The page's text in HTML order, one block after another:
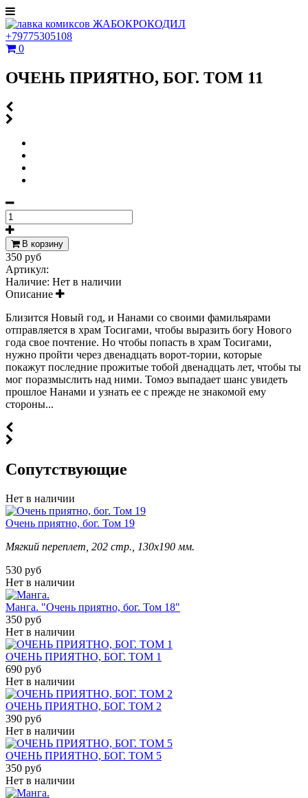
+79775305108
0
ОЧЕНЬ ПРИЯТНО, БОГ. ТОМ 11
В корзину
350 руб
Артикул:
Наличие: Нет в наличии
Описание
Близится Новый год, и Нанами со своими фамильярами
отправляется в храм Тосигами, чтобы выразить богу Нового
года свое почтение. Но чтобы попасть в храм Тосигами,
нужно пройти через двенадцать ворот-тории, которые
покажут последние прожитые тобой двенадцать лет, чтобы ты
мог поразмыслить над ними. Томоэ выпадает шанс увидеть
прошлое Нанами и узнать ее с прежде не знакомой ему
стороны...
Cопутствующие
Нет в наличии
Очень приятно, бог. Том 19
Мягкий переплет, 202 стр., 130х190 мм.
530 руб
Нет в наличии
Манга. "Очень приятно, бог. Том 18"
350 руб
Нет в наличии
ОЧЕНЬ ПРИЯТНО, БОГ. ТОМ 1
690 руб
Нет в наличии
ОЧЕНЬ ПРИЯТНО, БОГ. ТОМ 2
390 руб
Нет в наличии
ОЧЕНЬ ПРИЯТНО, БОГ. ТОМ 5
350 руб
Нет в наличии